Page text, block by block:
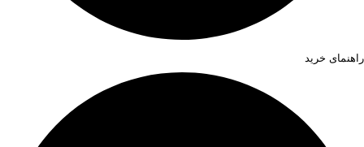
راهنمای خرید